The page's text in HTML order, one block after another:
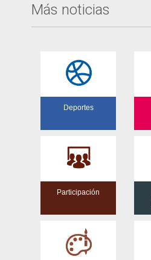
Más noticias
Deportes
Participación